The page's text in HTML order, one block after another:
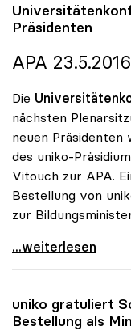
Präsidenten
APA 23.5.2016
Die
nächsten
neuen Präsidenten
des uniko-
Vitouch zur APA.
Bestellung von
zur
...weiterlesen
uniko gratuliert
Bestellung als